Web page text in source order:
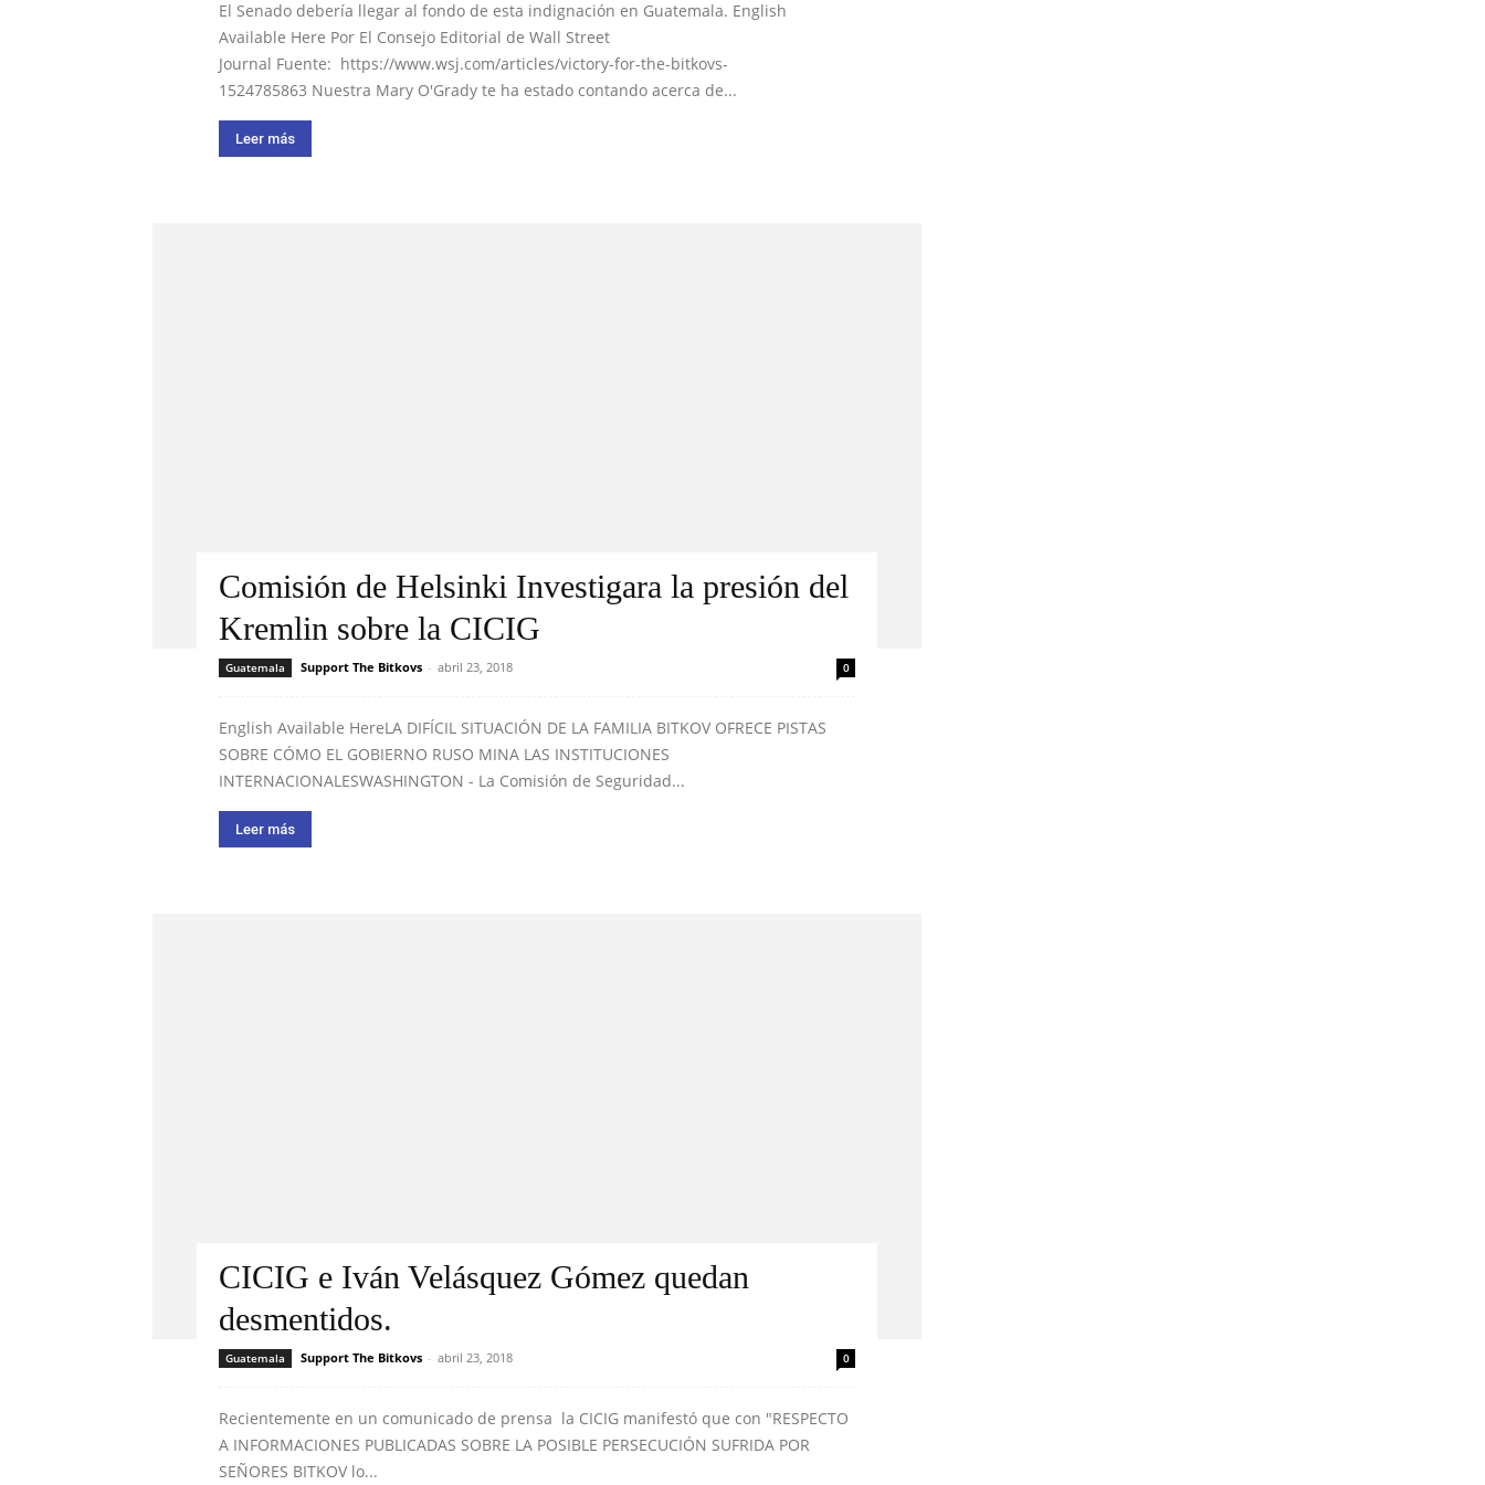
El Senado debería llegar al fondo de esta indignación en Guatemala. English
Available Here Por El Consejo Editorial de Wall Street
Journal Fuente: https://www.wsj.com/articles/victory-for-the-bitkovs-
1524785863 Nuestra Mary O'Grady te ha estado contando acerca de...
Leer más
Comisión de Helsinki Investigara la presión del
Kremlin sobre la CICIG
Guatemala Support The Bitkovs - abril 23, 2018 0
English Available HereLA DIFÍCIL SITUACIÓN DE LA FAMILIA BITKOV OFRECE PISTAS
SOBRE CÓMO EL GOBIERNO RUSO MINA LAS INSTITUCIONES
INTERNACIONALESWASHINGTON - La Comisión de Seguridad...
Leer más
CICIG e Iván Velásquez Gómez quedan
desmentidos.
Guatemala Support The Bitkovs - abril 23, 2018 0
Recientemente en un comunicado de prensa la CICIG manifestó que con "RESPECTO
A INFORMACIONES PUBLICADAS SOBRE LA POSIBLE PERSECUCIÓN SUFRIDA POR
SEÑORES BITKOV lo...